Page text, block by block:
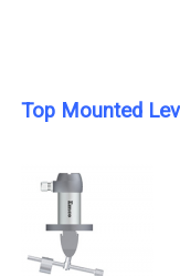
Top Mounted